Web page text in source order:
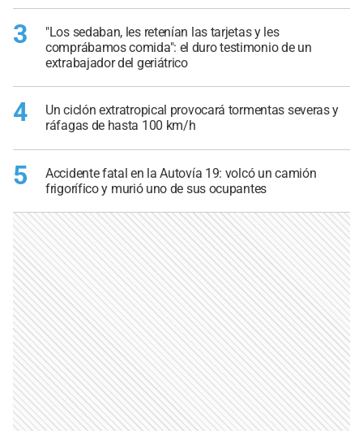
3
"Los sedaban, les retenían las tarjetas y les
comprábamos comida": el duro testimonio de un
extrabajador del geriátrico
4
Un ciclón extratropical provocará tormentas severas y
ráfagas de hasta 100 km/h
5
Accidente fatal en la Autovía 19: volcó un camión
frigorífico y murió uno de sus ocupantes